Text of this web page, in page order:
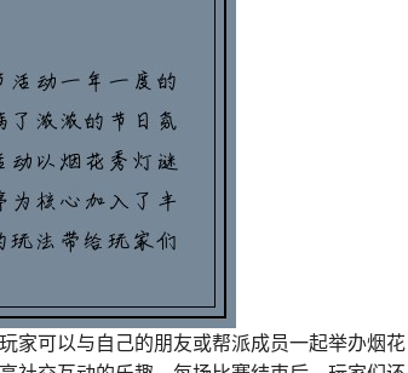
家可以与自己的朋友或帮派成员一起举办烟花